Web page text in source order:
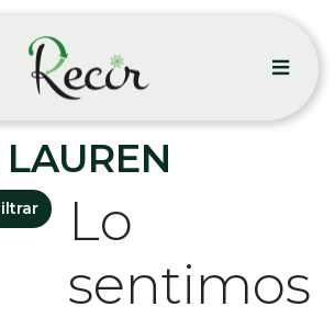
Lo
sentimos